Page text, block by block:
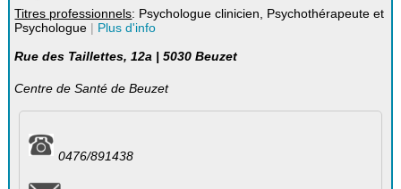
Titres professionnels: Psychologue clinicien, Psychothérapeute et
Psychologue | Plus d'info
Rue des Taillettes, 12a | 5030 Beuzet
Centre de Santé de Beuzet
0476/891438